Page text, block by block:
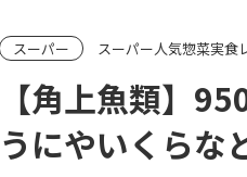
スーパー スーパー人気惣菜実食
【角上魚類】
うにやいくらな